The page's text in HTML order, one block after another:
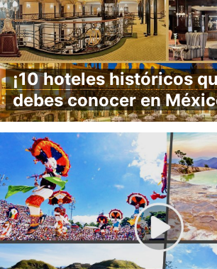
¡10 hoteles históricos
debes conocer en